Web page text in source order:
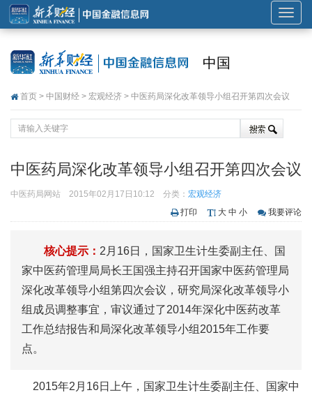
展
开
导
中国
首页 > 中国财经 > 宏观经济 > 中医药局深化改革领导小组召开第四次会议
中医药局深化改革领导小组召开第四次会议
中医药局网站 2015年02月17日10:12 分类： 宏观经济
打印
大 中 小 我要评论
核心提示： 2月16日，国家卫生计生委副主任、国
家中医药管理局局长王国强主持召开国家中医药管理局
深化改革领导小组第四次会议，研究局深化改革领导小
组成员调整事宜，审议通过了2014年深化中医药改革
工作总结报告和局深化改革领导小组2015年工作要
点。
2015年2月16日上午，国家卫生计生委副主任、国家中